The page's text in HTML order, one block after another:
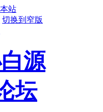
站
切换到窄版